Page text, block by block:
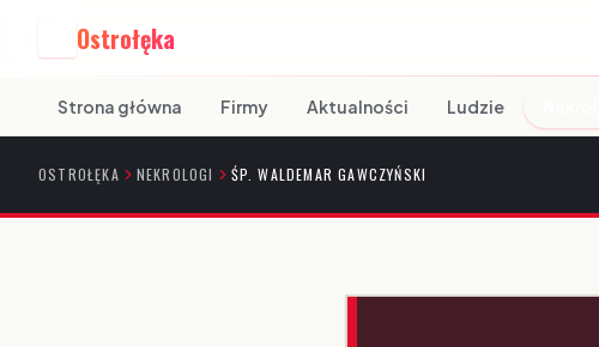
Ostrołęka
Strona główna Firmy Aktualności Ludzie
OSTROŁĘKA NEKROLOGI ŚP. WALDEMAR GAWCZYŃSKI